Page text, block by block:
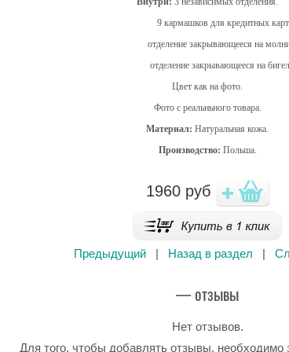
9 кармашков для кредитных карт.
отделение закрывающееся на
отделение закрывающееся на
Цвет как на фото.
Фото с реальньного товара.
Материал: Натуральная кожа.
Производство: Польша.
1960руб
Предыдущий | Назад в раздел |
— отзывы
Нет отзывов.
Для того, чтобы добавлять отзывы, необходимо